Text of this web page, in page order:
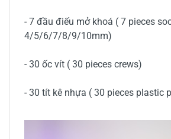
- 7 đầu điếu mở khoá ( 7 pieces
4/5/6/7/8/9/10mm)
- 30 ốc vít ( 30 pieces crews)
- 30 tít kê nhựa ( 30 pieces plastic